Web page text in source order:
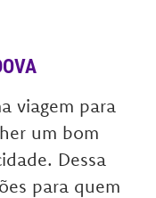
viagem para
um bom
Dessa
para quem